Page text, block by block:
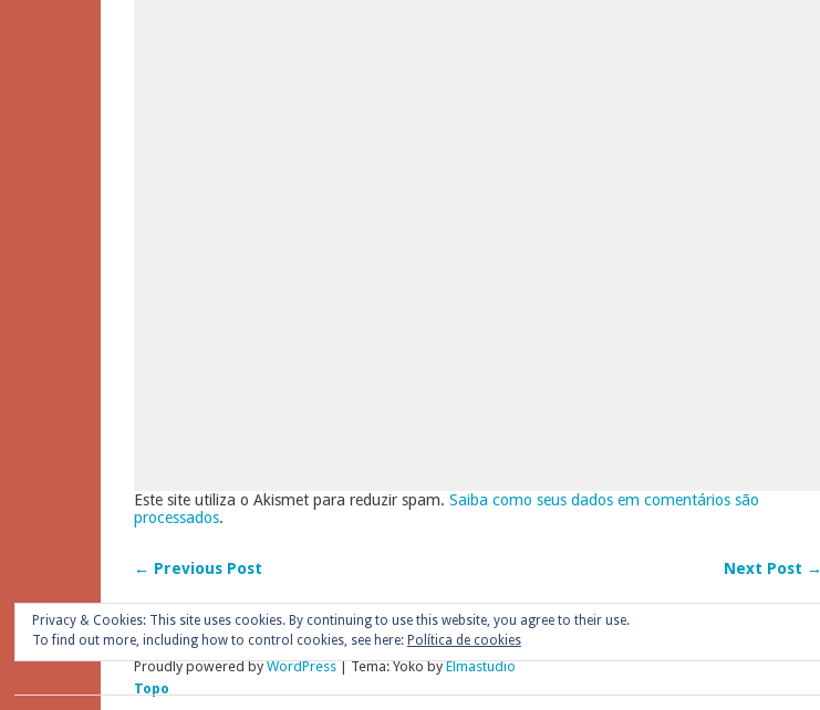
Este site utiliza o Akismet para reduzir spam. Saiba como seus dados em comentários são
processados.
← Previous Post Next Post →
Proudly powered byWordPress|Tema: Yoko byElmastudio
Topo
Privacy & Cookies: This site uses cookies. By continuing to use this website, you agree to their use.
To find out more, including how to control cookies, see here: Política de cookies